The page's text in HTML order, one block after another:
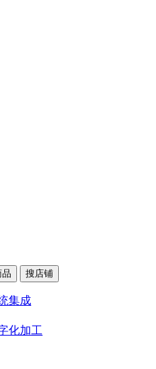
品 搜店铺
集成
化加工